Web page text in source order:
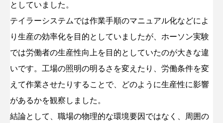
としていました。
テイラーシステムでは作業手順のマニュアル化などによ
り生産の効率化を目的としていましたが、ホーソン実験
では労働者の生産性向上を目的としていたのが大きな違
いです。工場の照明の明るさを変えたり、労働条件を変
えて作業させたりすることで、どのように生産性に影響
があるかを観察しました。
結論として、職場の物理的な環境要因ではなく、周囲の